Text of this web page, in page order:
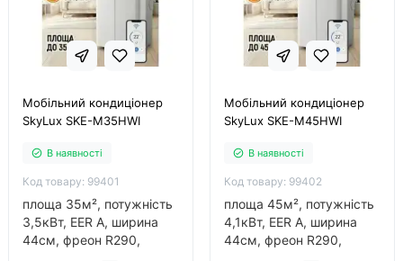
Мобільний кондиціонер
SkyLux SKE-M35HWI
В наявності
Код товару: 99401
площа 35м², потужність
3,5кВт, EER А, ширина
44см, фреон R290,
Мобільний кондиціонер
SkyLux SKE-M45HWI
В наявності
Код товару: 99402
площа 45м², потужність
4,1кВт, EER А, ширина
44см, фреон R290,